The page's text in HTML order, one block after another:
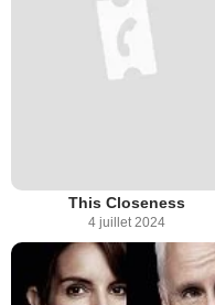
This Closeness
4 juillet 2024